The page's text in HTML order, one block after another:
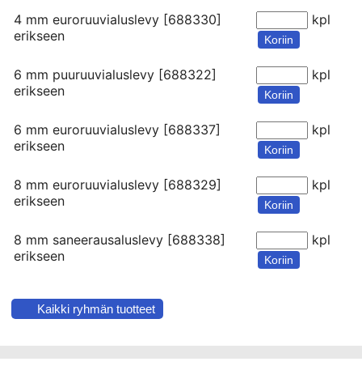
4 mm euroruuvialuslevy [688330]
erikseen
kpl
Koriin
6 mm puuruuvialuslevy [688322]
erikseen
kpl
Koriin
6 mm euroruuvialuslevy [688337]
erikseen
kpl
Koriin
8 mm euroruuvialuslevy [688329]
erikseen
kpl
Koriin
8 mm saneerausaluslevy [688338]
erikseen
kpl
Koriin
Kaikki ryhmän tuotteet